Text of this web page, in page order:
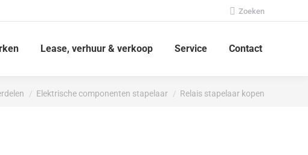
Zoeken:
Zoeken
Lease, verhuur & verkoop Service Contact
Elektrische componenten stapelaar Relais stapelaar kopen